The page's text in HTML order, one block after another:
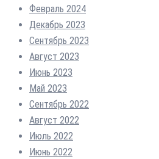
Февраль 2024
Декабрь 2023
Сентябрь 2023
Август 2023
Июнь 2023
Май 2023
Сентябрь 2022
Август 2022
Июль 2022
Июнь 2022